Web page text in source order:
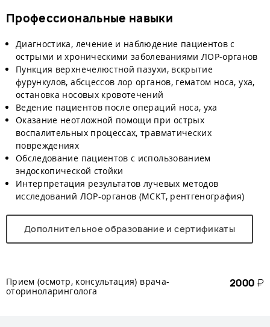
Профессиональные навыки
Диагностика, лечение и наблюдение пациентов с
острыми и хроническими заболеваниями ЛОР-органов
Пункция верхнечелюстной пазухи, вскрытие
фурункулов, абсцессов лор органов, гематом носа, уха,
остановка носовых кровотечений
Ведение пациентов после операций носа, уха
Оказание неотложной помощи при острых
воспалительных процессах, травматических
повреждениях
Обследование пациентов с использованием
эндоскопической стойки
Интерпретация результатов лучевых методов
исследований ЛОР-органов (МСКТ, рентгенография)
Дополнительное образование и сертификаты
Прием (осмотр, консультация) врача-
оториноларинголога
2000 ₽